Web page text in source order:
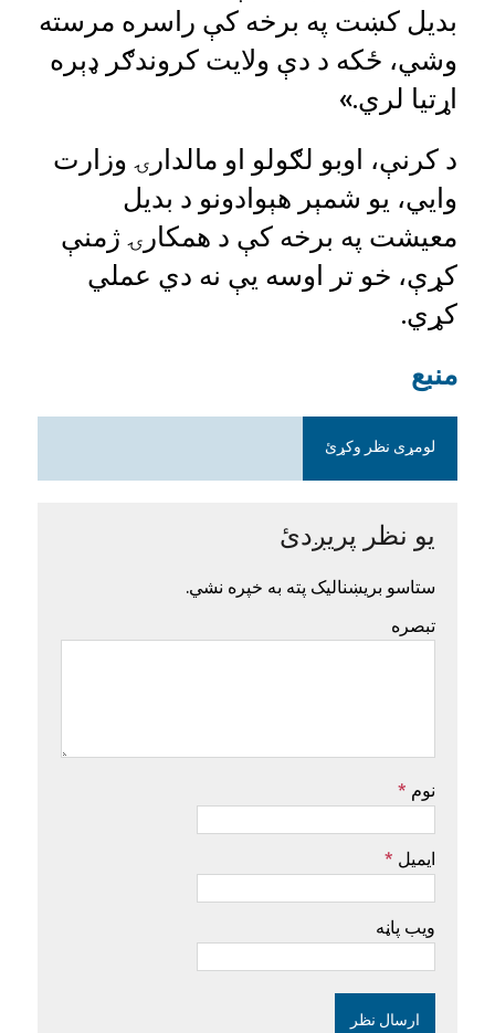
بدیل کښت په برخه کې راسره مرسته
وشي، ځکه د دې ولایت کروندګر ډېره
اړتیا لري.»
د کرنې، اوبو لګولو او مالدارۍ وزارت
وايي، یو شمېر هېوادونو د بدیل
معیشت په برخه کې د همکارۍ ژمنې
کړې، خو تر اوسه یې نه دي عملي
کړي.
منبع
لومړی نظر وکړئ
یو نظر پریږدئ
ستاسو بریښنالیک پته به خپره نشي.
تبصره
نوم *
ایمیل *
ویب پاڼه